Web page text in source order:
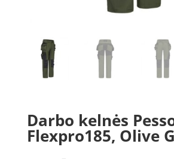
Darbo kelnės
Flexpro185, Olive